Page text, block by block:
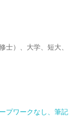
士）、大学、短大、
プワークなし、筆記